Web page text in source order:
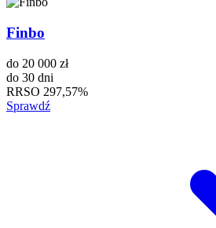
Finbo
do 20 000 zł
do 30 dni
RRSO 297,57%
Sprawdź